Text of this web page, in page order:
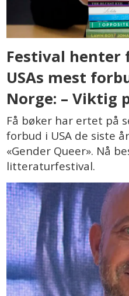
Festival
USAs mest
Norge: – Viktig
Få bøker har ertet på
forbud i USA de siste
«Gender Queer». Nå
litteraturfestival.